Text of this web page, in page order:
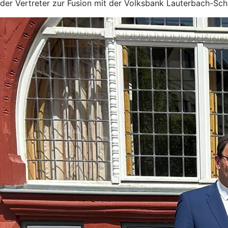
der Vertreter zur Fusion mit der Volksbank Lauterbach-